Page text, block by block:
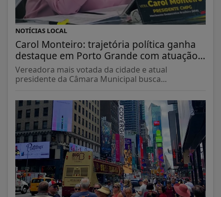
NOTÍCIAS LOCAL
Carol Monteiro: trajetória política ganha
destaque em Porto Grande com atuação...
Vereadora mais votada da cidade e atual
presidente da Câmara Municipal busca...